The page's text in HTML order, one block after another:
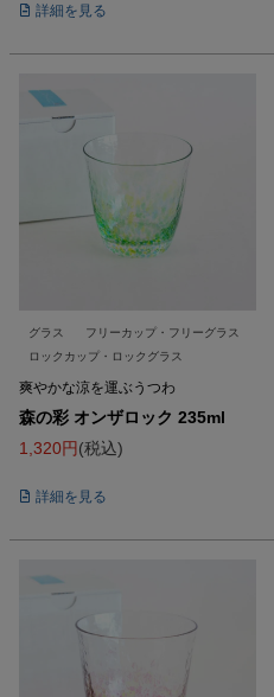
詳細を見る
グラス
フリーカップ・フリーグラス
ロックカップ・ロックグラス
爽やかな涼を運ぶうつわ
森の彩 オンザロック 235ml
1,320
税込
詳細を見る